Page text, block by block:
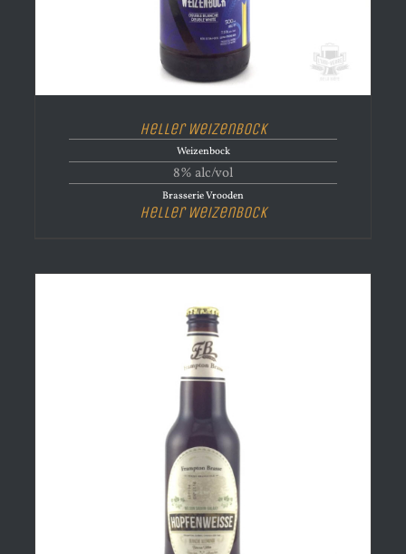
Heller Weizenbock
Weizenbock
8% alc/vol
Brasserie Vrooden
Heller Weizenbock